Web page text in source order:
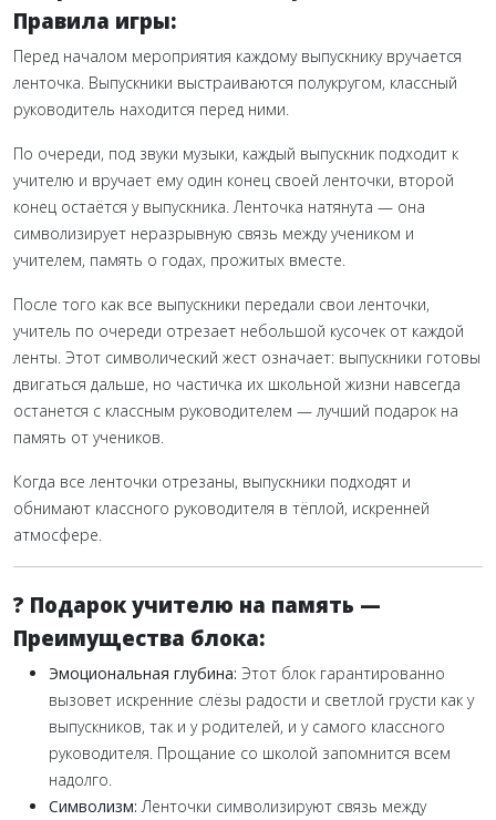
Правила игры:
Перед началом мероприятия каждому выпускнику вручается
ленточка. Выпускники выстраиваются полукругом, классный
руководитель находится перед ними.
По очереди, под звуки музыки, каждый выпускник подходит к
учителю и вручает ему один конец своей ленточки, второй
конец остаётся у выпускника. Ленточка натянута — она
символизирует неразрывную связь между учеником и
учителем, память о годах, прожитых вместе.
После того как все выпускники передали свои ленточки,
учитель по очереди отрезает небольшой кусочек от каждой
ленты. Этот символический жест означает: выпускники готовы
двигаться дальше, но частичка их школьной жизни навсегда
останется с классным руководителем — лучший подарок на
память от учеников.
Когда все ленточки отрезаны, выпускники подходят и
обнимают классного руководителя в тёплой, искренней
атмосфере.
? Подарок учителю на память —
Преимущества блока:
Эмоциональная глубина: Этот блок гарантированно
вызовет искренние слёзы радости и светлой грусти как у
выпускников, так и у родителей, и у самого классного
руководителя. Прощание со школой запомнится всем
надолго.
Символизм: Ленточки символизируют связь между